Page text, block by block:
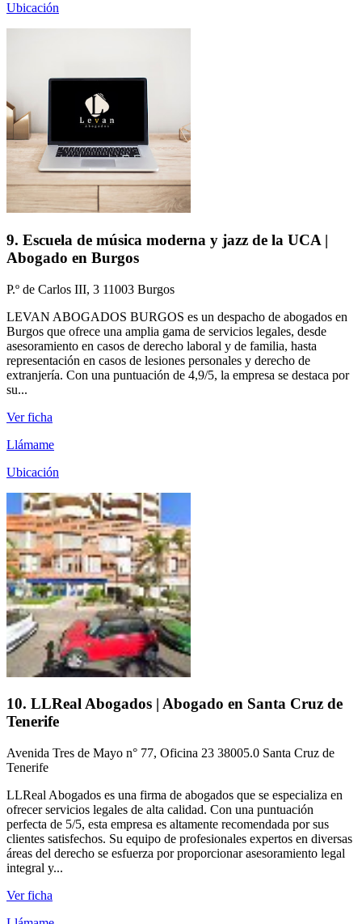
Ubicación
9. Escuela de música moderna y jazz de la UCA |
Abogado en Burgos
P.º de Carlos III, 3 11003 Burgos
LEVAN ABOGADOS BURGOS es un despacho de abogados en
Burgos que ofrece una amplia gama de servicios legales, desde
asesoramiento en casos de derecho laboral y de familia, hasta
representación en casos de lesiones personales y derecho de
extranjería. Con una puntuación de 4,9/5, la empresa se destaca por
su...
Ver ficha
Llámame
Ubicación
10. LLReal Abogados | Abogado en Santa Cruz de
Tenerife
Avenida Tres de Mayo n° 77, Oficina 23 38005.0 Santa Cruz de
Tenerife
LLReal Abogados es una firma de abogados que se especializa en
ofrecer servicios legales de alta calidad. Con una puntuación
perfecta de 5/5, esta empresa es altamente recomendada por sus
clientes satisfechos. Su equipo de profesionales expertos en diversas
áreas del derecho se esfuerza por proporcionar asesoramiento legal
integral y...
Ver ficha